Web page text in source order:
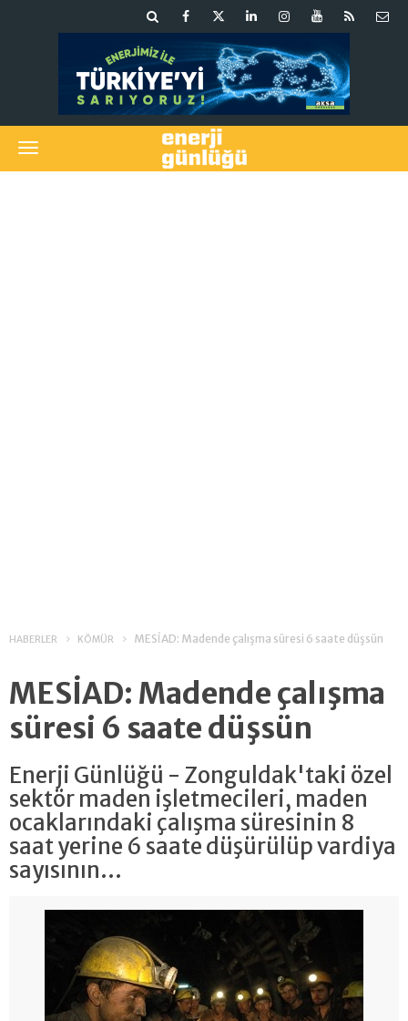
HABERLER KÖMÜR MESİAD: Madende çalışma süresi 6 saate düşsün
MESİAD: Madende çalışma
süresi 6 saate düşsün
Enerji Günlüğü - Zonguldak'taki özel
sektör maden işletmecileri, maden
ocaklarındaki çalışma süresinin 8
saat yerine 6 saate düşürülüp vardiya
sayısının...